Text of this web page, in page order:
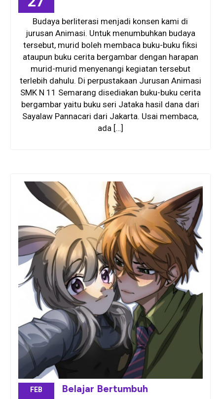
Budaya berliterasi menjadi konsen kami di
jurusan Animasi. Untuk menumbuhkan budaya
tersebut, murid boleh membaca buku-buku fiksi
ataupun buku cerita bergambar dengan harapan
murid-murid menyenangi kegiatan tersebut
terlebih dahulu. Di perpustakaan Jurusan Animasi
SMK N 11 Semarang disediakan buku-buku cerita
bergambar yaitu buku seri Jataka hasil dana dari
Sayalaw Pannacari dari Jakarta. Usai membaca,
ada […]
FEB Belajar Bertumbuh